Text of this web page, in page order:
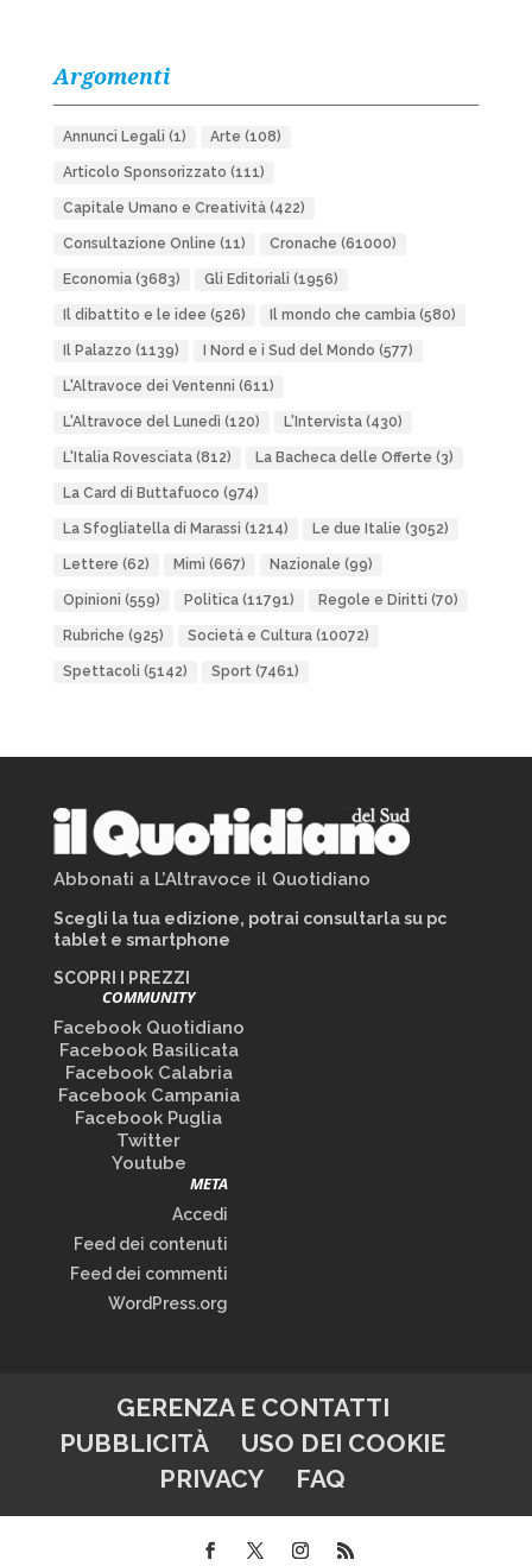
Argomenti
Annunci Legali (1) Arte (108)
Articolo Sponsorizzato (111)
Capitale Umano e Creatività(422)
Consultazione Online (11) Cronache (61000)
Economia(3683) Gli Editoriali (1956)
Il dibattito e le idee (526) Il mondo che cambia(580)
Il Palazzo (1139) I Nord e i Sud del Mondo (577)
L'Altravoce dei Ventenni (611)
L'Altravoce del Lunedì (120) L'Intervista(430)
L'Italia Rovesciata(812) La Bacheca delle Offerte (3)
La Card di Buttafuoco (974)
La Sfogliatella di Marassi (1214) Le due Italie (3052)
Lettere (62) Mimì (667) Nazionale (99)
Opinioni (559) Politica(11791) Regole e Diritti (70)
Rubriche (925) Società e Cultura(10072)
Spettacoli (5142) Sport(7461)
Abbonati a L’Altravoce il Quotidiano
Scegli la tua edizione, potrai consultarla su pc
tablet e smartphone
SCOPRI I PREZZI
COMMUNITY
Facebook Quotidiano
Facebook Basilicata
Facebook Calabria
Facebook Campania
Facebook Puglia
Twitter
Youtube
META
Accedi
Feed dei contenuti
Feed dei commenti
WordPress.org
GERENZA E CONTATTI
PUBBLICITÀ
USO DEI COOKIE
PRIVACY
FAQ